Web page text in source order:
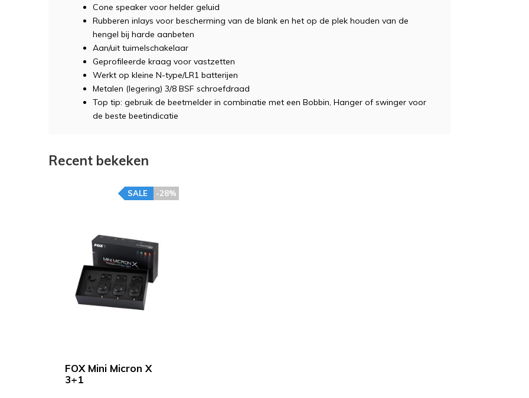
Cone speaker voor helder geluid
Rubberen inlays voor bescherming van de blank en het op de plek houden van de
hengel bij harde aanbeten
Aan/uit tuimelschakelaar
Geprofileerde kraag voor vastzetten
Werkt op kleine N-type/LR1 batterijen
Metalen (legering) 3/8 BSF schroefdraad
Top tip: gebruik de beetmelder in combinatie met een Bobbin, Hanger of swinger voor
de beste beetindicatie
Recent bekeken
FOX Mini Micron X
3+1
-28%
SALE